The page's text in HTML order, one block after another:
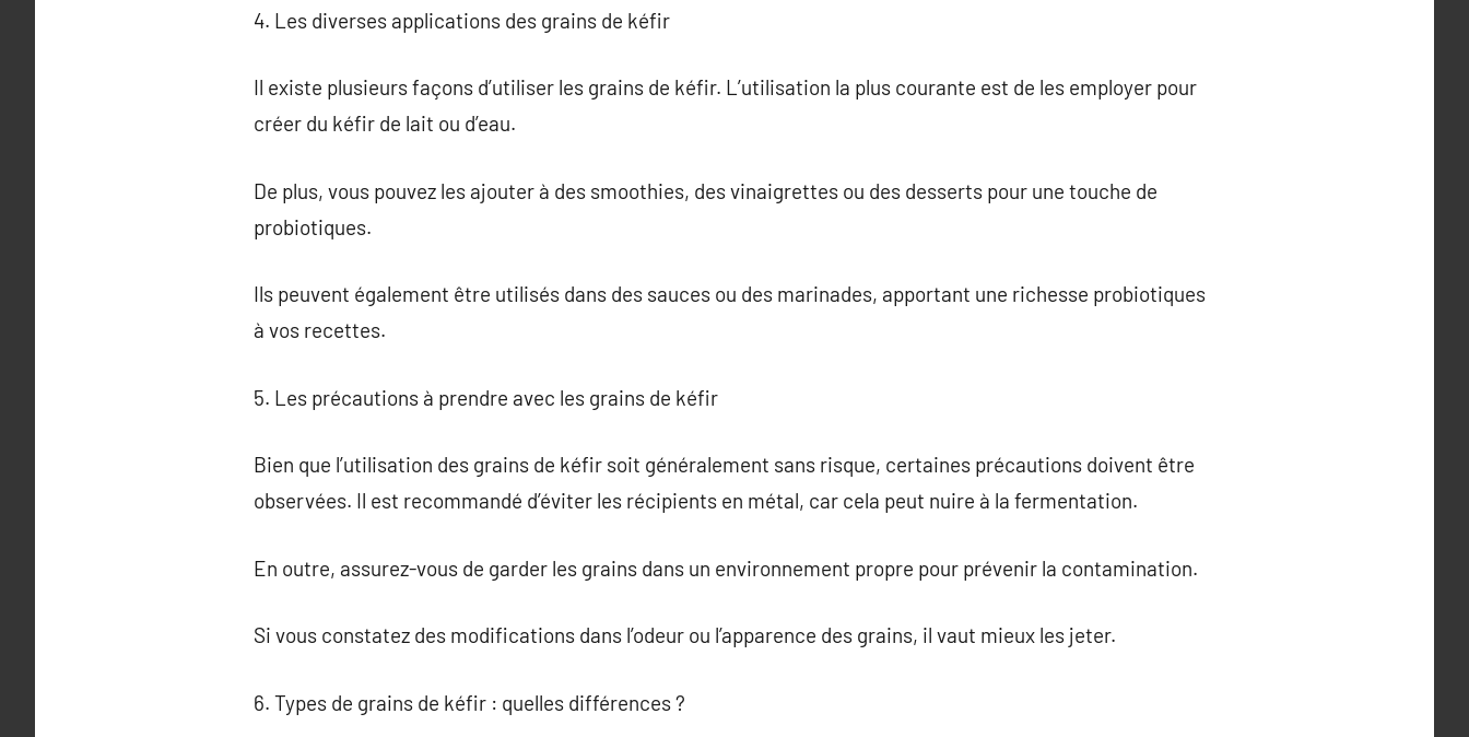
4. Les diverses applications des grains de kéfir
Il existe plusieurs façons d’utiliser les grains de kéfir. L’utilisation la plus courante est de les employer pour
créer du kéfir de lait ou d’eau.
De plus, vous pouvez les ajouter à des smoothies, des vinaigrettes ou des desserts pour une touche de
probiotiques.
Ils peuvent également être utilisés dans des sauces ou des marinades, apportant une richesse probiotiques
à vos recettes.
5. Les précautions à prendre avec les grains de kéfir
Bien que l’utilisation des grains de kéfir soit généralement sans risque, certaines précautions doivent être
observées. Il est recommandé d’éviter les récipients en métal, car cela peut nuire à la fermentation.
En outre, assurez-vous de garder les grains dans un environnement propre pour prévenir la contamination.
Si vous constatez des modifications dans l’odeur ou l’apparence des grains, il vaut mieux les jeter.
6. Types de grains de kéfir : quelles différences ?